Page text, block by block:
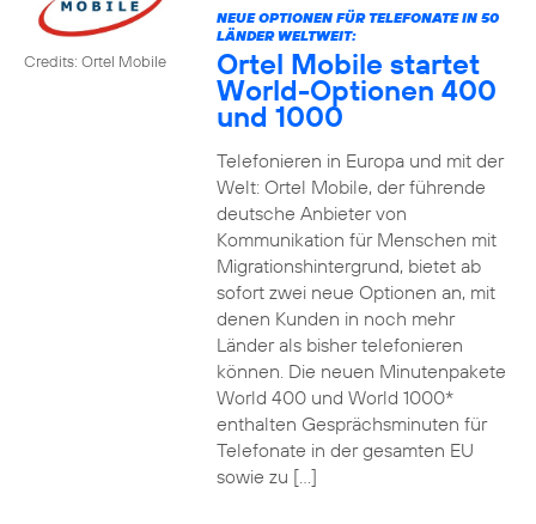
Credits: Ortel Mobile
NEUE OPTIONEN FÜR TELEFONATE IN 50
LÄNDER WELTWEIT:
Ortel Mobile startet
World-Optionen 400
und 1000
Telefonieren in Europa und mit der
Welt: Ortel Mobile, der führende
deutsche Anbieter von
Kommunikation für Menschen mit
Migrationshintergrund, bietet ab
sofort zwei neue Optionen an, mit
denen Kunden in noch mehr
Länder als bisher telefonieren
können. Die neuen Minutenpakete
World 400 und World 1000*
enthalten Gesprächsminuten für
Telefonate in der gesamten EU
sowie zu […]